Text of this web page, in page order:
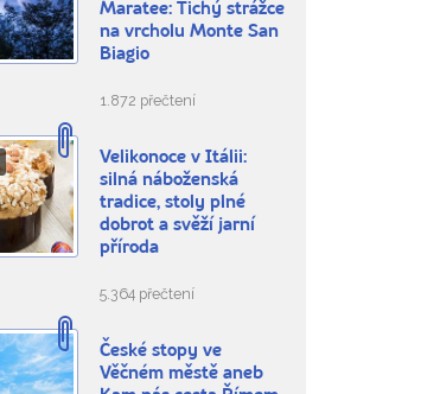
Maratee: Tichý strážce
na vrcholu Monte San
Biagio
1.872 přečtení
Velikonoce v Itálii:
silná náboženská
tradice, stoly plné
dobrot a svěží jarní
příroda
5.364 přečtení
České stopy ve
Věčném městě aneb